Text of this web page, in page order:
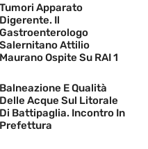
Tumori Apparato
Digerente. Il
Gastroenterologo
Salernitano Attilio
Maurano Ospite Su RAI 1
Balneazione E Qualità
Delle Acque Sul Litorale
Di Battipaglia. Incontro In
Prefettura